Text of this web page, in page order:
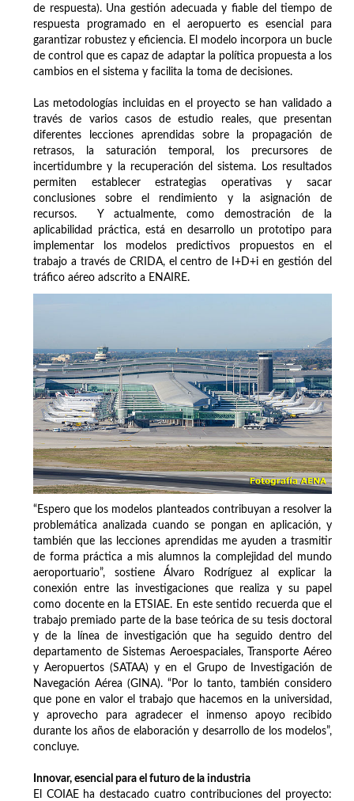
de respuesta). Una gestión adecuada y fiable del tiempo de
respuesta programado en el aeropuerto es esencial para
garantizar robustez y eficiencia. El modelo incorpora un bucle
de control que es capaz de adaptar la política propuesta a los
cambios en el sistema y facilita la toma de decisiones.
Las metodologías incluidas en el proyecto se han validado a
través de varios casos de estudio reales, que presentan
diferentes lecciones aprendidas sobre la propagación de
retrasos, la saturación temporal, los precursores de
incertidumbre y la recuperación del sistema. Los resultados
permiten establecer estrategias operativas y sacar
conclusiones sobre el rendimiento y la asignación de
recursos. Y actualmente, como demostración de la
aplicabilidad práctica, está en desarrollo un prototipo para
implementar los modelos predictivos propuestos en el
trabajo a través de CRIDA, el centro de I+D+i en gestión del
tráfico aéreo adscrito a ENAIRE.
“Espero que los modelos planteados contribuyan a resolver la
problemática analizada cuando se pongan en aplicación, y
también que las lecciones aprendidas me ayuden a trasmitir
de forma práctica a mis alumnos la complejidad del mundo
aeroportuario”, sostiene Álvaro Rodríguez al explicar la
conexión entre las investigaciones que realiza y su papel
como docente en la ETSIAE. En este sentido recuerda que el
trabajo premiado parte de la base teórica de su tesis doctoral
y de la línea de investigación que ha seguido dentro del
departamento de Sistemas Aeroespaciales, Transporte Aéreo
y Aeropuertos (SATAA) y en el Grupo de Investigación de
Navegación Aérea (GINA). “Por lo tanto, también considero
que pone en valor el trabajo que hacemos en la universidad,
y aprovecho para agradecer el inmenso apoyo recibido
durante los años de elaboración y desarrollo de los modelos”,
concluye.
Innovar, esencial para el futuro de la industria
El COIAE ha destacado cuatro contribuciones del proyecto: